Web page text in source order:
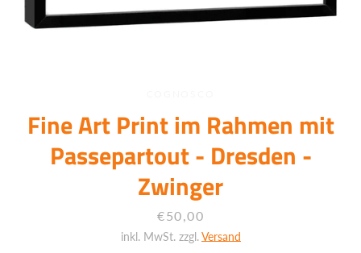
Fine Art Print im Rahmen mit
Passepartout - Dresden -
Zwinger
Preis
€50,00
inkl. MwSt. zzgl.Versand